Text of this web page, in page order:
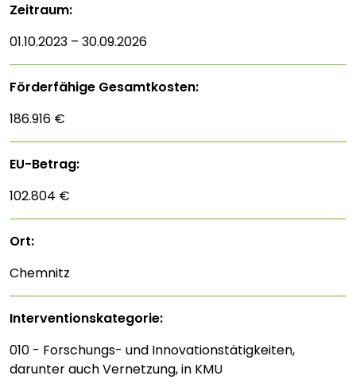
Zeitraum:
01.10.2023 – 30.09.2026
Förderfähige Gesamtkosten:
186.916 €
EU-Betrag:
102.804 €
Ort:
Chemnitz
Interventions­kategorie:
010 - Forschungs- und Innovationstätigkeiten,
darunter auch Vernetzung, in KMU